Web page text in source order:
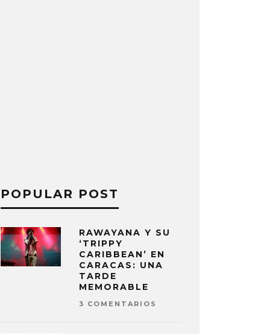
POPULAR POST
RAWAYANA Y SU
‘TRIPPY
CARIBBEAN’ EN
CARACAS: UNA
TARDE
MEMORABLE
3 COMENTARIOS